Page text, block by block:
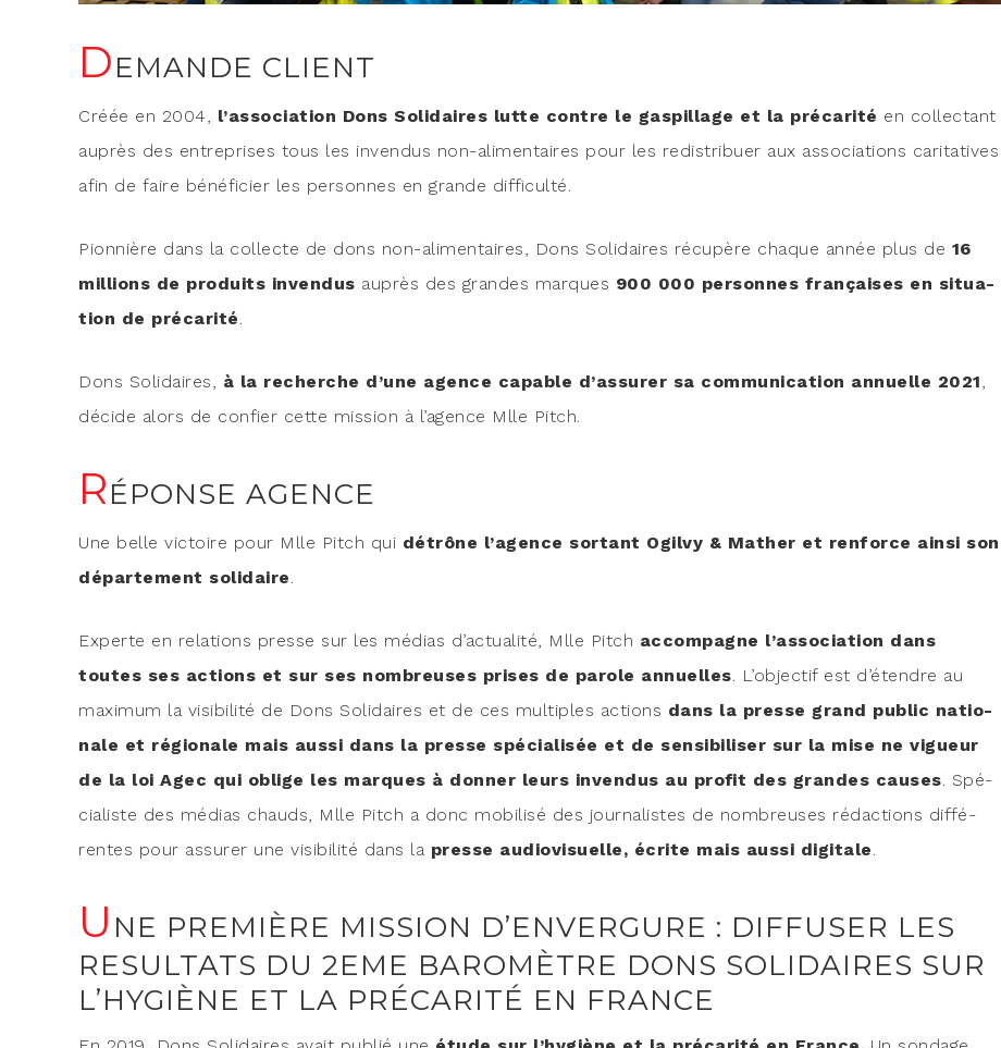
DEMANDE CLIENT
Créée en 2004, l’association Dons Soli­daires lutte contre le gas­pillage et la pré­ca­ri­té en col­lec­tant
auprès des entre­prises tous les inven­dus non-ali­men­taires pour les redis­tri­buer aux asso­cia­tions cari­ta­tives
afin de faire béné­fi­cier les per­sonnes en grande difficulté.
Pion­nière dans la col­lecte de dons non-ali­men­taires, Dons Soli­daires récu­père chaque année plus de 16
mil­lions de pro­duits inven­dus auprès des grandes marques 900 000 per­sonnes fran­çaises en situa­
tion de pré­ca­ri­té.
Dons Soli­daires, à la recherche d’une agence capable d’assurer sa com­mu­ni­ca­tion annuelle 2021,
décide alors de confier cette mis­sion à l’agence Mlle Pitch.
RÉPONSE AGENCE
Une belle vic­toire pour Mlle Pitch qui détrône l’agence sor­tant Ogil­vy & Mather et ren­force ain­si son
dépar­te­ment soli­daire.
Experte en rela­tions presse sur les médias d’actualité, Mlle Pitch accom­pagne l’association dans
toutes ses actions et sur ses nom­breuses prises de parole annuelles. L’objectif est d’étendre au
maxi­mum la visi­bi­li­té de Dons Soli­daires et de ces mul­tiples actions dans la presse grand public natio­
nale et régio­nale mais aus­si dans la presse spé­cia­li­sée et de sen­si­bi­li­ser sur la mise ne vigueur
de la loi Agec qui oblige les marques à don­ner leurs inven­dus au pro­fit des grandes causes. Spé­
cia­liste des médias chauds, Mlle Pitch a donc mobi­li­sé des jour­na­listes de nom­breuses rédac­tions dif­fé­
rentes pour assu­rer une visi­bi­li­té dans la presse audio­vi­suelle, écrite mais aus­si digi­tale.
U NE PREMIÈRE MISSION D’ENVERGURE : DIFFUSER LES
RESULTATS DU 2EME BAROMÈTRE DONS SOLIDAIRES SUR
L’HYGIÈNE ET LA PRÉCARITÉ EN FRANCE